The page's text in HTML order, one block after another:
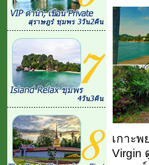
เกาะพ
Virgin